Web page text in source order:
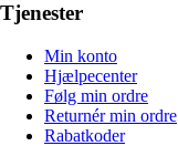
Tjenester
Min konto
Hjælpecenter
Følg min ordre
Returnér min ordre
Rabatkoder